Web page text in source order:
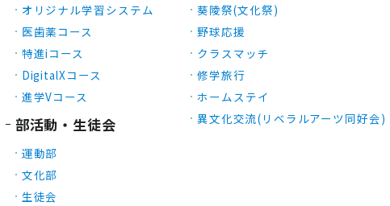
オリジナル学習システム
医歯薬コース
特進iコース
DigitalXコース
進学Vコース
部活動・生徒会
運動部
文化部
生徒会
葵陵祭(文化祭)
野球応援
クラスマッチ
修学旅行
ホームステイ
異文化交流(リベラルアーツ同好会)